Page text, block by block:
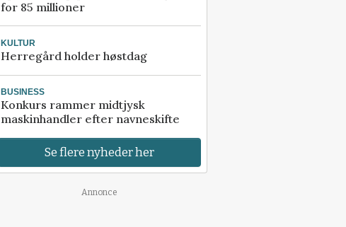
for 85 millioner
KULTUR
Herregård holder høstdag
BUSINESS
Konkurs rammer midtjysk
maskinhandler efter navneskifte
Se flere nyheder her
Annonce